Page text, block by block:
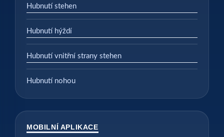
Hubnutí stehen
Hubnutí hýždí
Hubnutí vnitřní strany stehen
Hubnutí nohou
MOBILNÍ APLIKACE